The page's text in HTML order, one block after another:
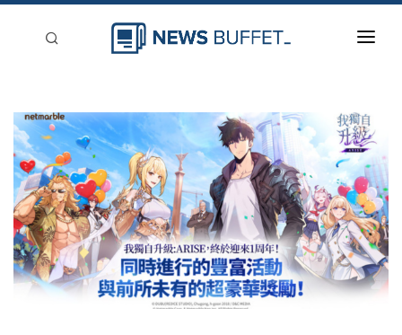
新聞稿分類
登入
刊登